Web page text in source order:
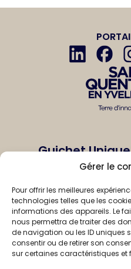
Gérer le
Pour offrir les meilleures
technologies telles que les
informations des appareils. Le
nous permettra de traiter des
de navigation ou les ID uniques
consentir ou de retirer son
sur certaines caractéristiques et
Guichet
de Saint-
1, rue
BP
78192